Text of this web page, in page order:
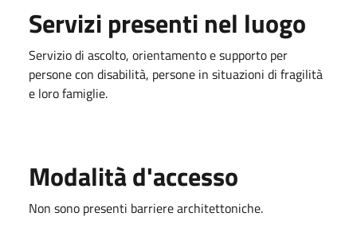
Servizi presenti nel luogo
Servizio di ascolto, orientamento e supporto per
persone con disabilità, persone in situazioni di fragilità
e loro famiglie.
Modalità d'accesso
Non sono presenti barriere architettoniche.